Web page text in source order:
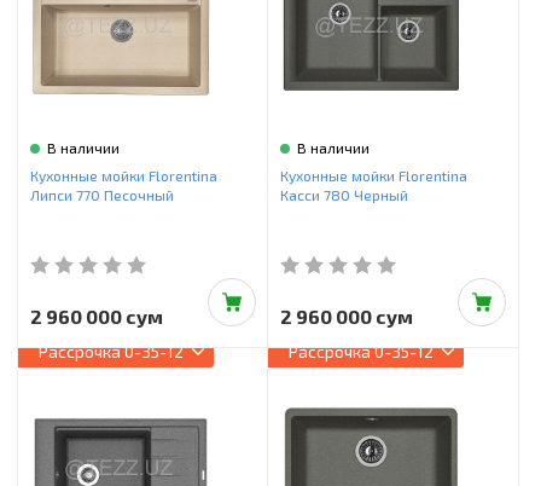
В наличии
Кухонные мойки Florentina
Липси 770 Песочный
2 960 000 сум
В наличии
Кухонные мойки Florentina
Касси 780 Черный
2 960 000 сум
Рассрочка0-35-12 Рассрочка0-35-12